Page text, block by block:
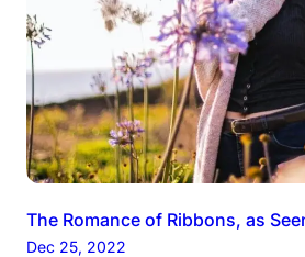
The Romance of Ribbons, as
Dec 25, 2022